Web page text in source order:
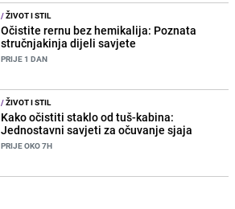
/ŽIVOT I STIL
Očistite rernu bez hemikalija: Poznata
stručnjakinja dijeli savjete
PRIJE 1 DAN
/ŽIVOT I STIL
Kako očistiti staklo od tuš-kabina:
Jednostavni savjeti za očuvanje sjaja
PRIJE OKO 7H